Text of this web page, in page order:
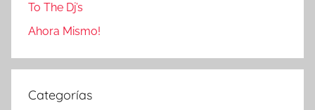
To The Dj’s
Ahora Mismo!
Categorías